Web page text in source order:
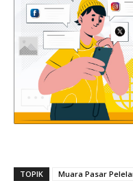
TOPIK Muara Pasar